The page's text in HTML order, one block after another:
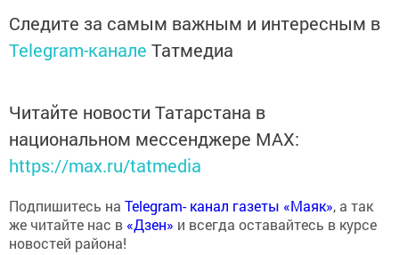
Следите за самым важным и интересным в
Telegram-канале Татмедиа
Читайте новости Татарстана в
национальном мессенджере MАХ:
https://max.ru/tatmedia
Подпишитесь на Telegram- канал газеты «Маяк», а так
же читайте нас в «Дзен» и всегда оставайтесь в курсе
новостей района!